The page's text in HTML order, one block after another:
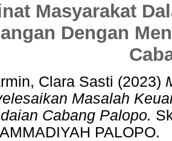
Masyarakat
Dengan
Clara Sasti (2023)
Masalah
Cabang Palopo.
PALOPO.